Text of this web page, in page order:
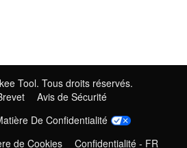
Tool. Tous droits réservés.
Avis de Sécurité
De Confidentialité
de Cookies
Confidentialité - FR